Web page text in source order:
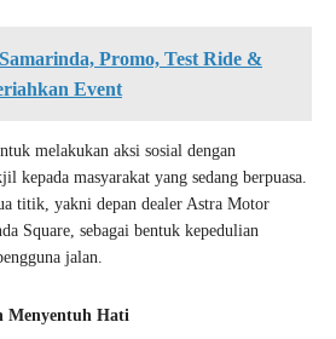
Promo, Test Ride &
Event
melakukan aksi sosial dengan
kepada masyarakat yang sedang berpuasa.
titik, yakni depan dealer Astra Motor
Square, sebagai bentuk kepedulian
jalan.
Menyentuh Hati